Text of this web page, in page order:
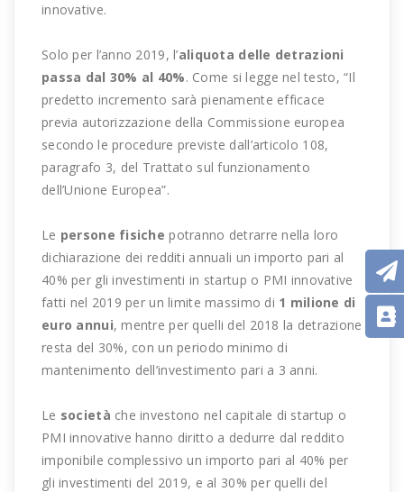
innovative.
Solo per l’anno 2019, l’aliquota delle detrazioni
passa dal 30% al 40%. Come si legge nel testo, “Il
predetto incremento sarà pienamente efficace
previa autorizzazione della Commissione europea
secondo le procedure previste dall’articolo 108,
paragrafo 3, del Trattato sul funzionamento
dell’Unione Europea”.
Le persone fisiche potranno detrarre nella loro
dichiarazione dei redditi annuali un importo pari al
40% per gli investimenti in startup o PMI innovative
fatti nel 2019 per un limite massimo di 1 milione di
euro annui, mentre per quelli del 2018 la detrazione
resta del 30%, con un periodo minimo di
mantenimento dell’investimento pari a 3 anni.
Le società che investono nel capitale di startup o
PMI innovative hanno diritto a dedurre dal reddito
imponibile complessivo un importo pari al 40% per
gli investimenti del 2019, e al 30% per quelli del